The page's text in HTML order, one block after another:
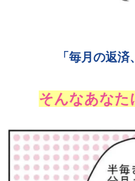
「毎月の返
そんなあなた